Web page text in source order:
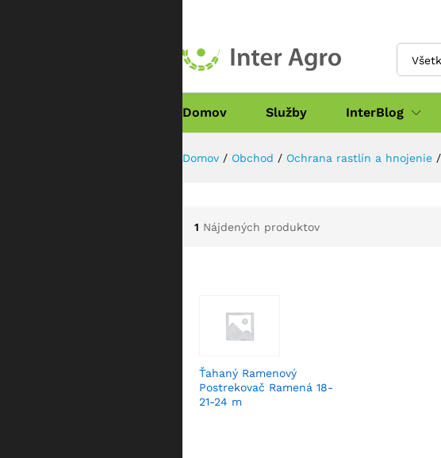
Domov Služby InterBlog
Domov / Obchod / Ochrana rastlín a hnojenie /
1 Nájdených produktov
Ťahaný Ramenový
Postrekovač Ramená 18-
21-24 m